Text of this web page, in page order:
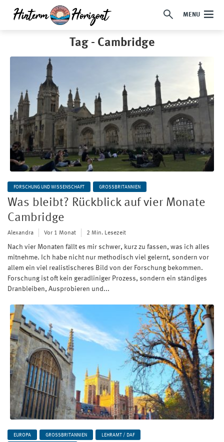
MENU
Tag - Cambridge
FORSCHUNG UND WISSENSCHAFT GROSSBRITANNIEN
Was bleibt? Rückblick auf vier Monate
Cambridge
Alexandra Vor 1 Monat 2 Min. Lesezeit
Nach vier Monaten fällt es mir schwer, kurz zu fassen, was ich alles
mitnehme. Ich habe nicht nur methodisch viel gelernt, sondern vor
allem ein viel realistischeres Bild von der Forschung bekommen.
Forschung ist oft kein geradliniger Prozess, sondern ein ständiges
Dranbleiben, Ausprobieren und...
EUROPA GROSSBRITANNIEN LEHRAMT / DAF